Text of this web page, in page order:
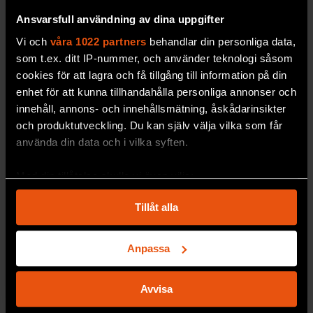
Ansvarsfull användning av dina uppgifter
Vi och våra 1022 partners behandlar din personliga data,
som t.ex. ditt IP-nummer, och använder teknologi såsom
cookies för att lagra och få tillgång till information på din
enhet för att kunna tillhandahålla personliga annonser och
innehåll, annons- och innehållsmätning, åskådarinsikter
och produktutveckling. Du kan själv välja vilka som får
använda din data och i vilka syften.
Med din tillåtelse skulle vi även vilja:
som kan ha en noggrannhet på upp till flera meter
Identifiera din enhet genom att aktivt skanna den
för specifika kännetecken (fingeravtryck)
Ta reda på mer om hur dina personliga uppgifter
Tillåt alla
Anpassa
Avvisa
Gentest visar om hästen är
Ett irländskt företagerbjuder ett gentest som ska
avgöra om ett föl kommer att bli bra på att sprinta
eller om det är bättre lämpat för längre distanser.